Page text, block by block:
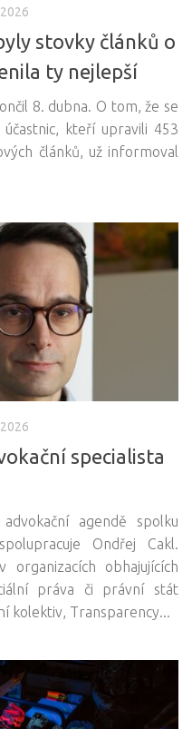
stovky článků o
ty nejlepší
8. dubna. O tom, že se
kteří upravili 453
článků, už informoval
specialista
agendě spolku
Ondřej Cakl.
obhajujících
práva či právní stát
kolektiv, Transparency...